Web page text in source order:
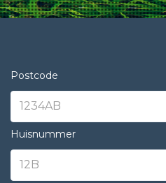
Postcode
Huisnummer